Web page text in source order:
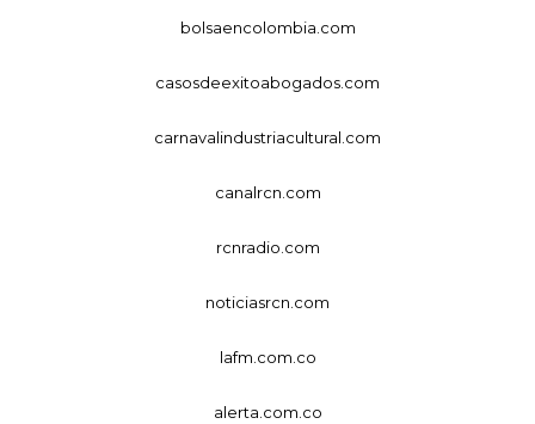
bolsaencolombia.com
casosdeexitoabogados.com
carnavalindustriacultural.com
canalrcn.com
rcnradio.com
noticiasrcn.com
lafm.com.co
alerta.com.co